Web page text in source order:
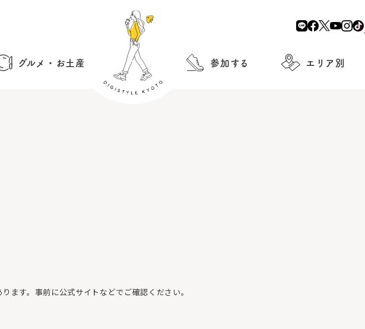
グルメ・お土産 参加する エリア別
ます。事前に公式サイトなどでご確認ください。